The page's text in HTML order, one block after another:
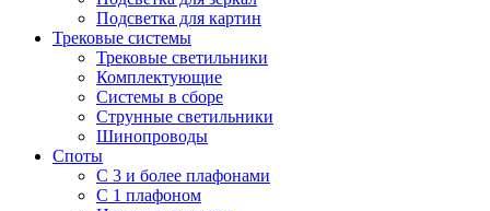
Подсветка для картин
Трековые системы
Трековые светильники
Комплектующие
Системы в сборе
Струнные светильники
Шинопроводы
Споты
С 3 и более плафонами
С 1 плафоном